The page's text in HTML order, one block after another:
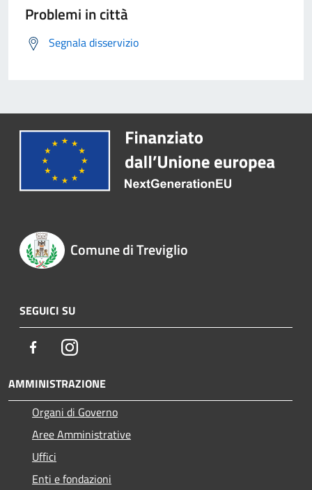
Problemi in città
Segnala disservizio
Comune di Treviglio
SEGUICI SU
FacebookInstagram
AMMINISTRAZIONE
Organi di Governo
Aree Amministrative
Uffici
Enti e fondazioni